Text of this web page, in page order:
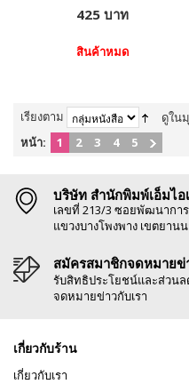
425 บาท
สินค้าหมด
เรียงตาม
ดูใน
หน้า:
1 2 3 4 5
บริษัท สำนักพิมพ์เอ็มไอ
เลขที่ 213/3 ซอยพัฒนากา
แขวงบางโพงพาง เขตยาน
สมัครสมาชิกจดหมายข่
รับสิทธิประโยชน์และส่วน
จดหมายข่าวกับเรา
เกี่ยวกับร้าน
เกี่ยวกับเรา